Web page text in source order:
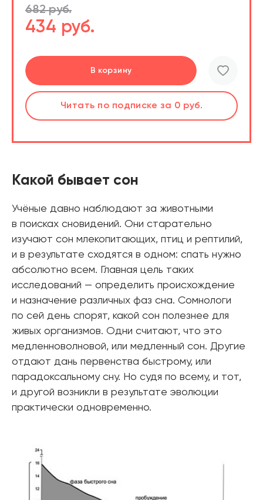
682 руб.
434 руб.
В корзину
В корзине
Читать по подписке за 0 руб.
Перейти
Читать по подписке за 0 руб.
Перейти
Слушатьпо подпискеза 0 руб.
Подробнее
Читать по подписке за 0 руб.
Какой бывает сон
Учёные давно наблюдают за животными
в поисках сновидений. Они старательно
изучают сон млекопитающих, птиц и рептилий,
и в результате сходятся в одном: спать нужно
абсолютно всем. Главная цель таких
исследований — определить происхождение
и назначение различных фаз сна. Сомнологи
по сей день спорят, какой сон полезнее для
живых организмов. Одни считают, что это
медленноволновой, или медленный сон. Другие
отдают дань первенства быстрому, или
парадоксальному сну. Но судя по всему, и тот,
и другой возникли в результате эволюции
практически одновременно.